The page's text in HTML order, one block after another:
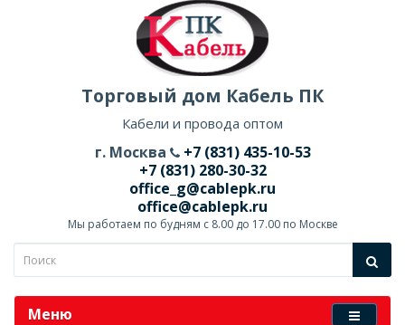
Торговый дом Кабель ПК
Кабели и провода оптом
г. Москва
+7 (831) 435-10-53
+7 (831) 280-30-32
office_g@cablepk.ru
office@cablepk.ru
Мы работаем по будням с 8.00 до 17.00 по Москве
Меню